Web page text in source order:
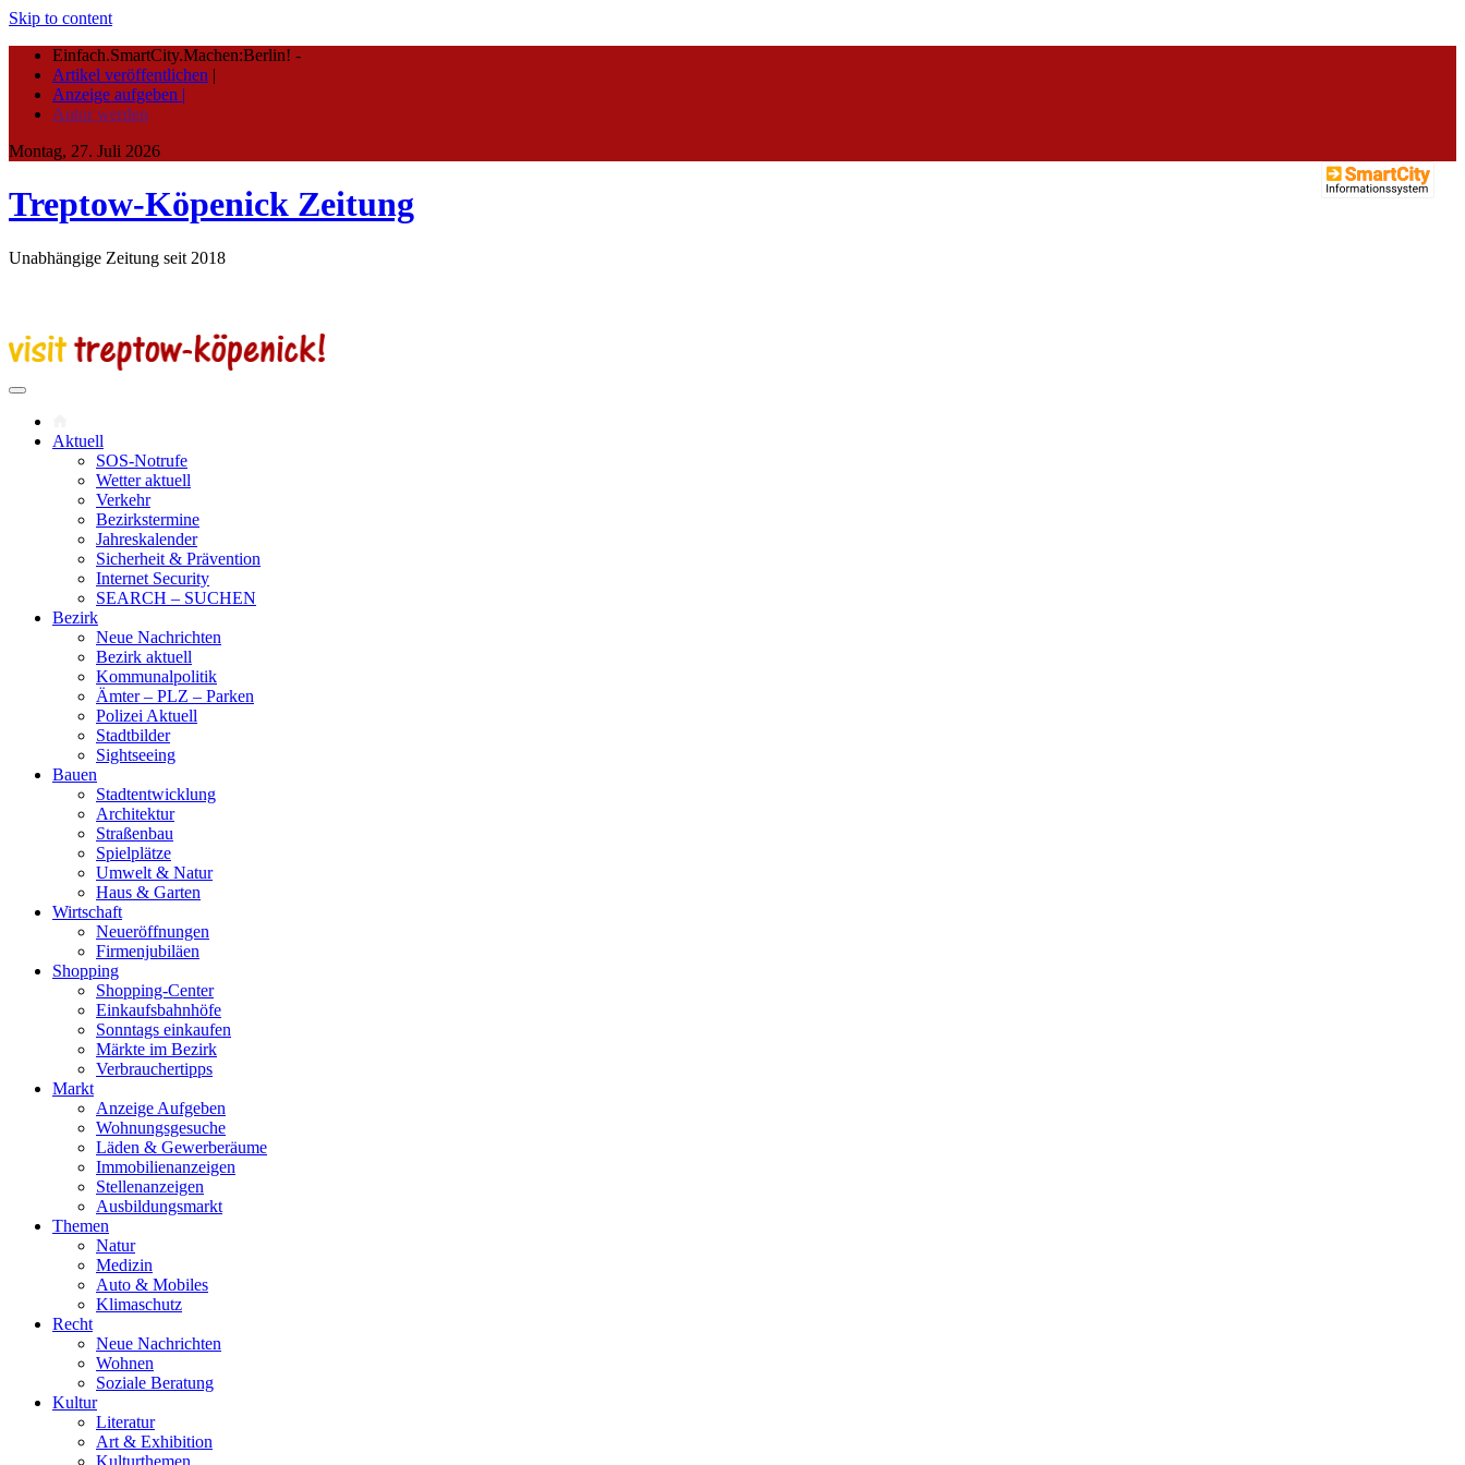
Skip to content
Einfach.SmartCity.Machen:Berlin! -
Artikel veröffentlichen |
Anzeige aufgeben |
Autor werden
Montag, 27. Juli 2026
Treptow-Köpenick Zeitung
Unabhängige Zeitung seit 2018
Aktuell
SOS-Notrufe
Wetter aktuell
Verkehr
Bezirkstermine
Jahreskalender
Sicherheit & Prävention
Internet Security
SEARCH – SUCHEN
Bezirk
Neue Nachrichten
Bezirk aktuell
Kommunalpolitik
Ämter – PLZ – Parken
Polizei Aktuell
Stadtbilder
Sightseeing
Bauen
Stadtentwicklung
Architektur
Straßenbau
Spielplätze
Umwelt & Natur
Haus & Garten
Wirtschaft
Neueröffnungen
Firmenjubiläen
Shopping
Shopping-Center
Einkaufsbahnhöfe
Sonntags einkaufen
Märkte im Bezirk
Verbrauchertipps
Markt
Anzeige Aufgeben
Wohnungsgesuche
Läden & Gewerberäume
Immobilienanzeigen
Stellenanzeigen
Ausbildungsmarkt
Themen
Natur
Medizin
Auto & Mobiles
Klimaschutz
Recht
Neue Nachrichten
Wohnen
Soziale Beratung
Kultur
Literatur
Art & Exhibition
Kulturthemen